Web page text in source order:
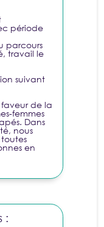
période
parcours
travail le
suivant
faveur de la
femmes
Dans
nous
en
: